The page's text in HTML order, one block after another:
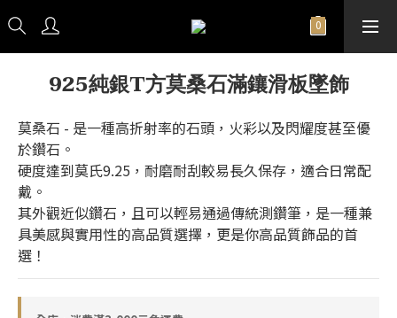
925純銀T方莫桑石滿鑲滑板墜飾
莫桑石 - 是一種高折射率的石頭，火彩以及閃耀度甚至優
於鑽石。
硬度達到莫氏9.25，耐磨耐刮較易長久保存，適合日常配
戴。
其外觀近似鑽石，且可以輕易通過傳統測鑽筆，是一種兼
具美感與實用性的高品質選擇，更是你高品質飾品的首
選！